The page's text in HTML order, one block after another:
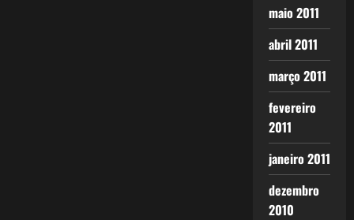
maio 2011
abril 2011
março 2011
fevereiro
2011
janeiro 2011
dezembro
2010